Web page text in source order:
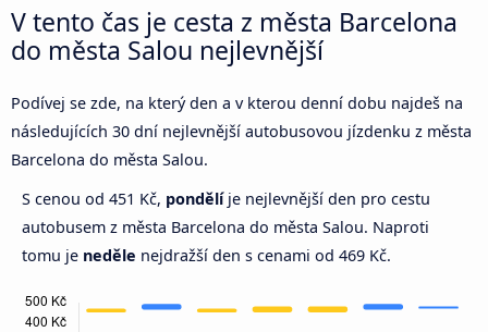
V tento čas je cesta z města Barcelona
do města Salou nejlevnější
Podívej se zde, na který den a v kterou denní dobu najdeš na
následujících 30 dní nejlevnější autobusovou jízdenku z města
Barcelona do města Salou.
S cenou od 451 Kč, pondělíje nejlevnější den pro cestu
autobusem z města Barcelona do města Salou. Naproti
tomu je neděle nejdražší den s cenami od 469 Kč.